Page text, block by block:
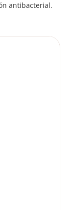
antibacterial.